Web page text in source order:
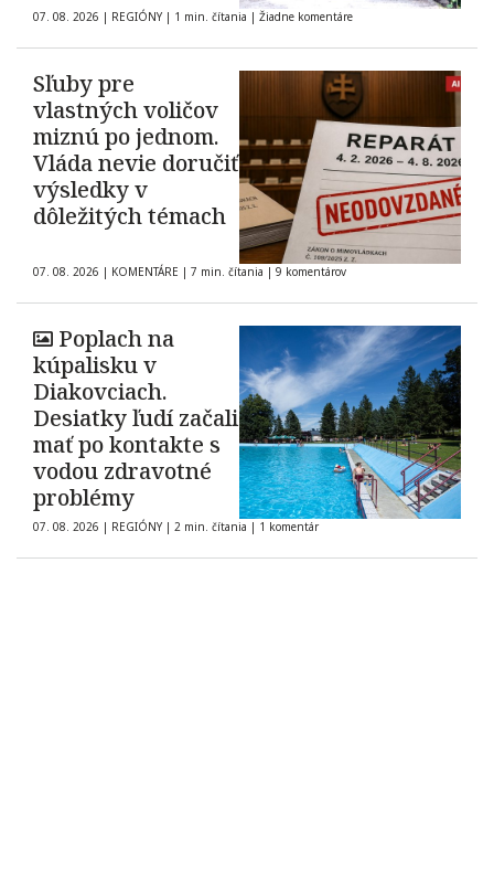
07. 08. 2026 | REGIÓNY | 1 min. čítania | Žiadne komentáre
Sľuby pre
vlastných voličov
miznú po jednom.
Vláda nevie doručiť
výsledky v
dôležitých témach
07. 08. 2026 | KOMENTÁRE | 7 min. čítania | 9 komentárov
Poplach na
kúpalisku v
Diakovciach.
Desiatky ľudí začali
mať po kontakte s
vodou zdravotné
problémy
07. 08. 2026 | REGIÓNY | 2 min. čítania | 1 komentár